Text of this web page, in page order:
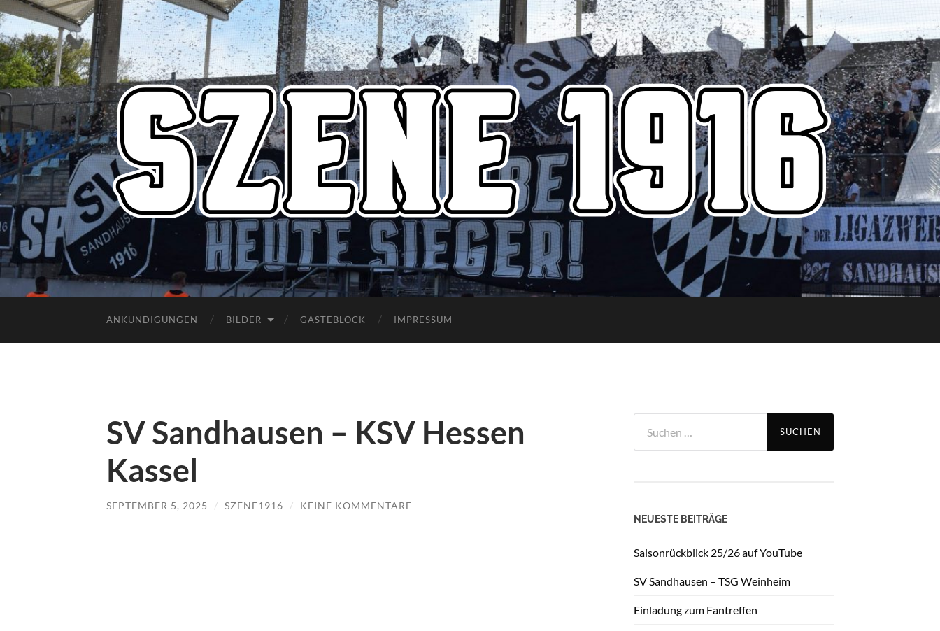
Szene1916
ANKÜNDIGUNGEN BILDER GÄSTEBLOCK IMPRESSUM
SV Sandhausen – KSV Hessen
Kassel
SEPTEMBER 5, 2025 / SZENE1916 / KEINE KOMMENTARE
nach:
NEUESTE BEITRÄGE
Saisonrückblick 25/26 auf YouTube
SV Sandhausen – TSG Weinheim
Einladung zum Fantreffen